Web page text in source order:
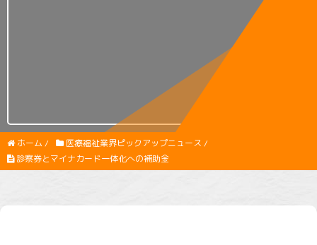
ホーム / 医療福祉業界ピックアップニュース /
診察券とマイナカード一体化への補助金